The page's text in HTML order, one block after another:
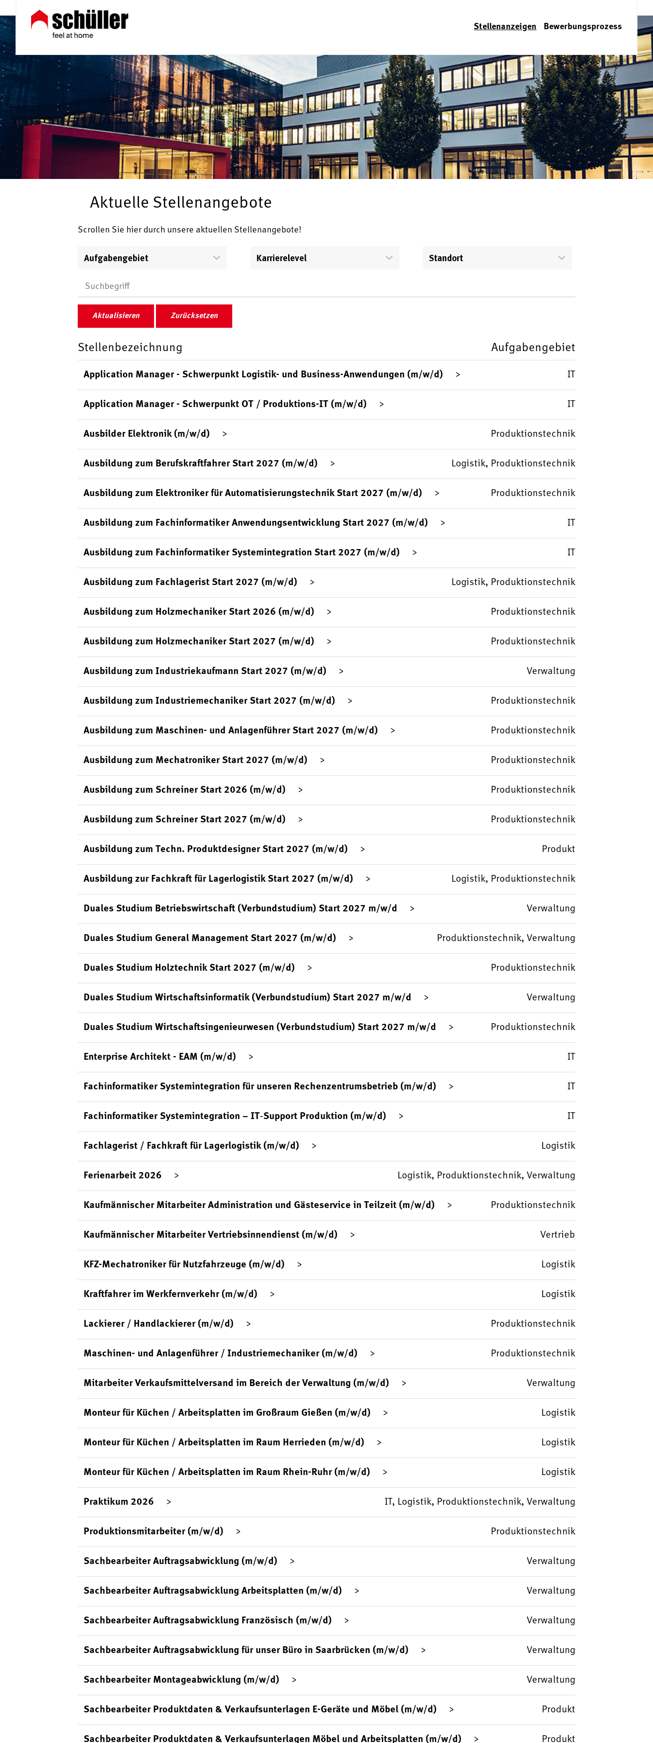
Stellenanzeigen Bewerbungsprozess
Aktuelle Stellenangebote
Scrollen Sie hier durch unsere aktuellen Stellenangebote!
Aufgabengebiet Karrierelevel Standort
Aktualisieren Zurücksetzen
Stellenbezeichnung Aufgabengebiet
Application Manager - Schwerpunkt Logistik- und Business-Anwendungen (m/w/d) IT
Application Manager - Schwerpunkt OT / Produktions-IT (m/w/d) IT
Ausbilder Elektronik (m/w/d) Produktionstechnik
Ausbildung zum Berufskraftfahrer Start 2027 (m/w/d) Logistik, Produktionstechnik
Ausbildung zum Elektroniker für Automatisierungstechnik Start 2027 (m/w/d) Produktionstechnik
Ausbildung zum Fachinformatiker Anwendungsentwicklung Start 2027 (m/w/d) IT
Ausbildung zum Fachinformatiker Systemintegration Start 2027 (m/w/d) IT
Ausbildung zum Fachlagerist Start 2027 (m/w/d) Logistik, Produktionstechnik
Ausbildung zum Holzmechaniker Start 2026 (m/w/d) Produktionstechnik
Ausbildung zum Holzmechaniker Start 2027 (m/w/d) Produktionstechnik
Ausbildung zum Industriekaufmann Start 2027 (m/w/d) Verwaltung
Ausbildung zum Industriemechaniker Start 2027 (m/w/d) Produktionstechnik
Ausbildung zum Maschinen- und Anlagenführer Start 2027 (m/w/d) Produktionstechnik
Ausbildung zum Mechatroniker Start 2027 (m/w/d) Produktionstechnik
Ausbildung zum Schreiner Start 2026 (m/w/d) Produktionstechnik
Ausbildung zum Schreiner Start 2027 (m/w/d) Produktionstechnik
Ausbildung zum Techn. Produktdesigner Start 2027 (m/w/d) Produkt
Ausbildung zur Fachkraft für Lagerlogistik Start 2027 (m/w/d) Logistik, Produktionstechnik
Duales Studium Betriebswirtschaft (Verbundstudium) Start 2027 m/w/d Verwaltung
Duales Studium General Management Start 2027 (m/w/d) Produktionstechnik, Verwaltung
Duales Studium Holztechnik Start 2027 (m/w/d) Produktionstechnik
Duales Studium Wirtschaftsinformatik (Verbundstudium) Start 2027 m/w/d Verwaltung
Duales Studium Wirtschaftsingenieurwesen (Verbundstudium) Start 2027 m/w/d Produktionstechnik
Enterprise Architekt - EAM (m/w/d) IT
Fachinformatiker Systemintegration für unseren Rechenzentrumsbetrieb (m/w/d) IT
Fachinformatiker Systemintegration – IT‑Support Produktion (m/w/d) IT
Fachlagerist / Fachkraft für Lagerlogistik (m/w/d) Logistik
Ferienarbeit 2026 Logistik, Produktionstechnik, Verwaltung
Kaufmännischer Mitarbeiter Administration und Gästeservice in Teilzeit (m/w/d) Produktionstechnik
Kaufmännischer Mitarbeiter Vertriebsinnendienst (m/w/d) Vertrieb
KFZ-Mechatroniker für Nutzfahrzeuge (m/w/d) Logistik
Kraftfahrer im Werkfernverkehr (m/w/d) Logistik
Lackierer / Handlackierer (m/w/d) Produktionstechnik
Maschinen- und Anlagenführer / Industriemechaniker (m/w/d) Produktionstechnik
Mitarbeiter Verkaufsmittelversand im Bereich der Verwaltung (m/w/d) Verwaltung
Monteur für Küchen / Arbeitsplatten im Großraum Gießen (m/w/d) Logistik
Monteur für Küchen / Arbeitsplatten im Raum Herrieden (m/w/d) Logistik
Monteur für Küchen / Arbeitsplatten im Raum Rhein-Ruhr (m/w/d) Logistik
Praktikum 2026 IT, Logistik, Produktionstechnik, Verwaltung
Produktionsmitarbeiter (m/w/d) Produktionstechnik
Sachbearbeiter Auftragsabwicklung (m/w/d) Verwaltung
Sachbearbeiter Auftragsabwicklung Arbeitsplatten (m/w/d) Verwaltung
Sachbearbeiter Auftragsabwicklung Französisch (m/w/d) Verwaltung
Sachbearbeiter Auftragsabwicklung für unser Büro in Saarbrücken (m/w/d) Verwaltung
Sachbearbeiter Montageabwicklung (m/w/d) Verwaltung
Sachbearbeiter Produktdaten & Verkaufsunterlagen E-Geräte und Möbel (m/w/d) Produkt
Sachbearbeiter Produktdaten & Verkaufsunterlagen Möbel und Arbeitsplatten (m/w/d) Produkt